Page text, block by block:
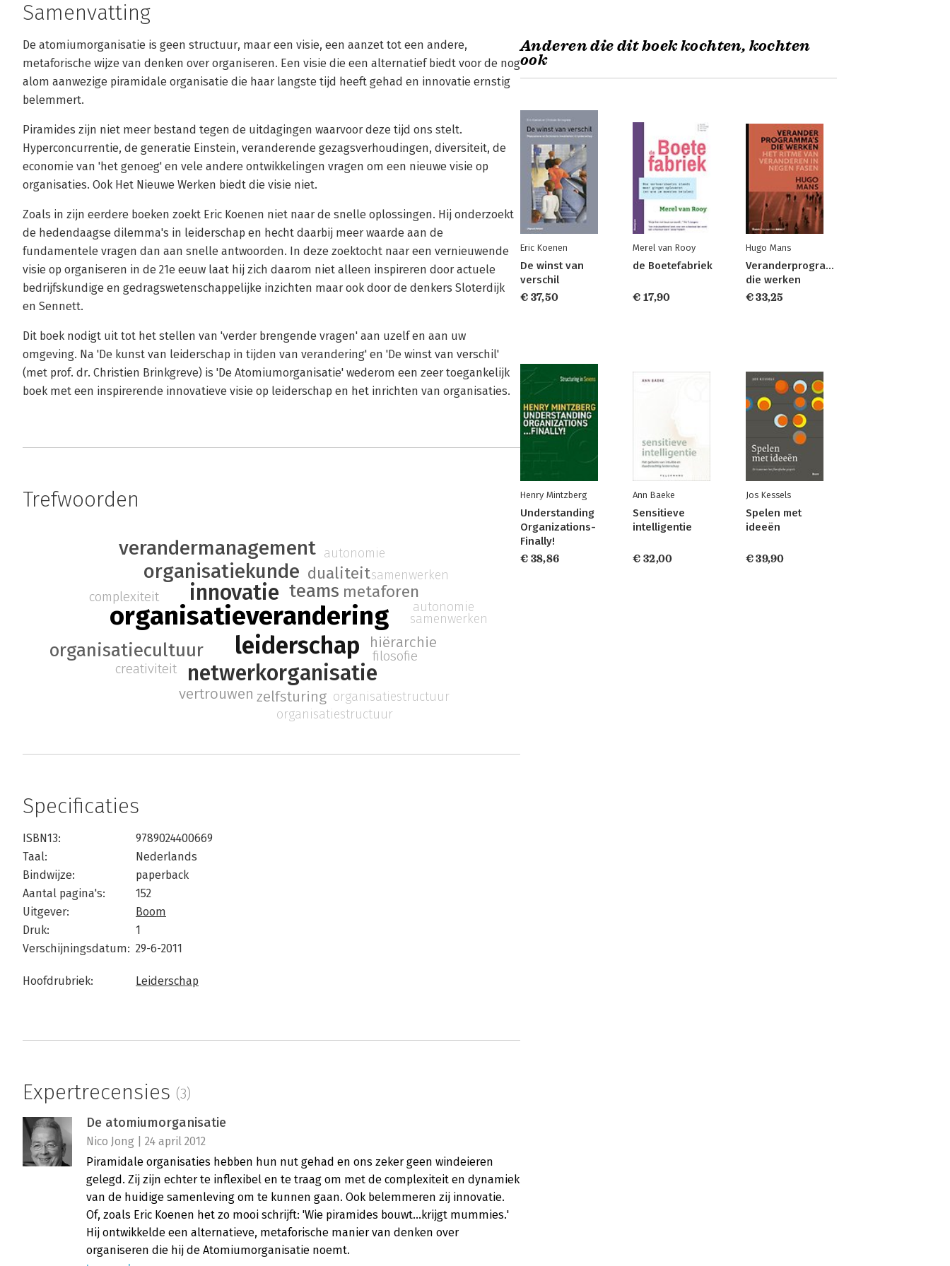
Samenvatting
De atomiumorganisatie is geen structuur, maar een visie, een aanzet tot een andere,
metaforische wijze van denken over organiseren. Een visie die een alternatief biedt voor de nog
alom aanwezige piramidale organisatie die haar langste tijd heeft gehad en innovatie ernstig
belemmert.
Piramides zijn niet meer bestand tegen de uitdagingen waarvoor deze tijd ons stelt.
Hyperconcurrentie, de generatie Einstein, veranderende gezagsverhoudingen, diversiteit, de
economie van 'het genoeg' en vele andere ontwikkelingen vragen om een nieuwe visie op
organisaties. Ook Het Nieuwe Werken biedt die visie niet.
Zoals in zijn eerdere boeken zoekt Eric Koenen niet naar de snelle oplossingen. Hij onderzoekt
de hedendaagse dilemma's in leiderschap en hecht daarbij meer waarde aan de
fundamentele vragen dan aan snelle antwoorden. In deze zoektocht naar een vernieuwende
visie op organiseren in de 21e eeuw laat hij zich daarom niet alleen inspireren door actuele
bedrijfskundige en gedragswetenschappelijke inzichten maar ook door de denkers Sloterdijk
en Sennett.
Dit boek nodigt uit tot het stellen van 'verder brengende vragen' aan uzelf en aan uw
omgeving. Na 'De kunst van leiderschap in tijden van verandering' en 'De winst van verschil'
(met prof. dr. Christien Brinkgreve) is 'De Atomiumorganisatie' wederom een zeer toegankelijk
boek met een inspirerende innovatieve visie op leiderschap en het inrichten van organisaties.
Trefwoorden
organisatieverandering
leiderschap
innovatie
netwerkorganisatie
organisatiekunde
verandermanagement
organisatiecultuur
teams
dualiteit
metaforen
hiërarchie
zelfsturing
vertrouwen
filosofie
creativiteit
complexiteit
autonomie
samenwerken
organisatiestructuur
autonomie
samenwerken
organisatiestructuur
Specificaties
ISBN13:
9789024400669
Taal:
Nederlands
Bindwijze:
paperback
Aantal pagina's:
152
Uitgever:
Boom
Druk:
1
Verschijningsdatum: 29-6-2011
Hoofdrubriek: Leiderschap
Expertrecensies (3)
De atomiumorganisatie
Nico Jong | 24 april 2012
Piramidale organisaties hebben hun nut gehad en ons zeker geen windeieren
gelegd. Zij zijn echter te inflexibel en te traag om met de complexiteit en dynamiek
van de huidige samenleving om te kunnen gaan. Ook belemmeren zij innovatie.
Of, zoals Eric Koenen het zo mooi schrijft: 'Wie piramides bouwt...krijgt mummies.'
Hij ontwikkelde een alternatieve, metaforische manier van denken over
organiseren die hij de Atomiumorganisatie noemt.
Anderen die dit boek kochten, kochten
ook
Eric Koenen
De winst van
verschil
€ 37,50
Merel van Rooy
de Boetefabriek
€ 17,90
Hugo Mans
Veranderprogramma's
die werken
€ 33,25
Henry Mintzberg
Understanding
Organizations-
Finally!
€ 38,86
Ann Baeke
Sensitieve
intelligentie
€ 32,00
Jos Kessels
Spelen met
ideeën
€ 39,90